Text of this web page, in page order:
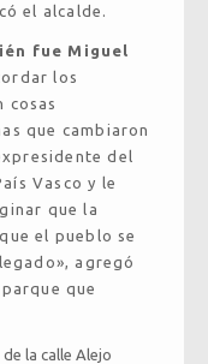
el alcalde.
fue Miguel
los
cosas
que cambiaron
del
Vasco y le
que la
el pueblo se
agregó
que
la calle Alejo